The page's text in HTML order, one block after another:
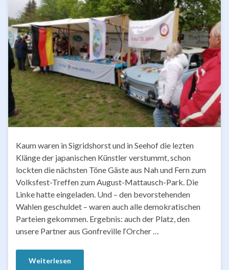
Kaum waren in Sigridshorst und in Seehof die lezten
Klänge der japanischen Künstler verstummt, schon
lockten die nächsten Töne Gäste aus Nah und Fern zum
Volksfest-Treffen zum August-Mattausch-Park. Die
Linke hatte eingeladen. Und – den bevorstehenden
Wahlen geschuldet – waren auch alle demokratischen
Parteien gekommen. Ergebnis: auch der Platz, den
unsere Partner aus Gonfreville l‘Orcher …
Weiterlesen